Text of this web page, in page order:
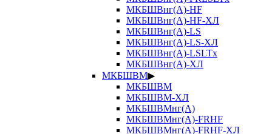
МКБШВнг(А)-HF
МКБШВнг(А)-HF-ХЛ
МКБШВнг(А)-LS
МКБШВнг(А)-LS-ХЛ
МКБШВнг(А)-LSLTx
МКБШВнг(А)-ХЛ
МКБШВМ▶
МКБШВМ
МКБШВМ-ХЛ
МКБШВМнг(А)
МКБШВМнг(А)-FRHF
МКБШВМнг(А)-FRHF-ХЛ